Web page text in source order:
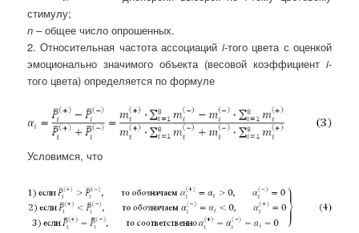
стимулу;
n – общее число опрошенных.
2. Относительная частота ассоциаций i-того цвета с оценкой
эмоционально значимого объекта (весовой коэффициент i-
того цвета) определяется по формуле
Условимся, что